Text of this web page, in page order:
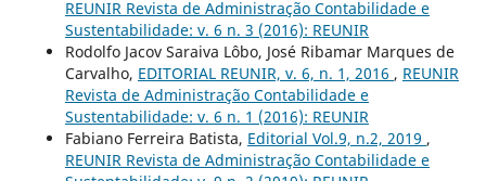
REUNIR Revista de Administração Contabilidade e
Sustentabilidade: v. 6 n. 3 (2016): REUNIR
Rodolfo Jacov Saraiva Lôbo, José Ribamar Marques de
Carvalho, EDITORIAL REUNIR, v. 6, n. 1, 2016 , REUNIR
Revista de Administração Contabilidade e
Sustentabilidade: v. 6 n. 1 (2016): REUNIR
Fabiano Ferreira Batista, Editorial Vol.9, n.2, 2019 ,
REUNIR Revista de Administração Contabilidade e